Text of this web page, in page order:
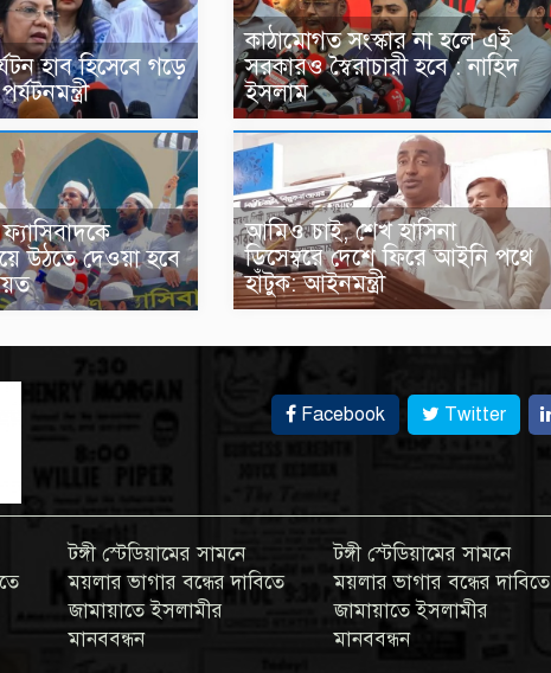
হাব হিসেবে গড়ে
কাঠামোগত সংস্কার না হলে এই
সরকারও স্বৈরাচারী হবে : নাহিদ
ইসলাম
উঠতে দেওয়া হবে
আমিও চাই, শেখ হাসিনা
ডিসেম্বরে দেশে ফিরে আইনি পথে
হাঁটুক: আইনমন্ত্রী
Facebook Twitter
টঙ্গী স্টেডিয়ামের সামনে
ময়লার ভাগার বন্ধের দাবিতে
জামায়াতে ইসলামীর
মানববন্ধন
টঙ্গী স্টেডিয়ামের সামনে
ময়লার ভাগার বন্ধের দাবিতে
জামায়াতে ইসলামীর
মানববন্ধন